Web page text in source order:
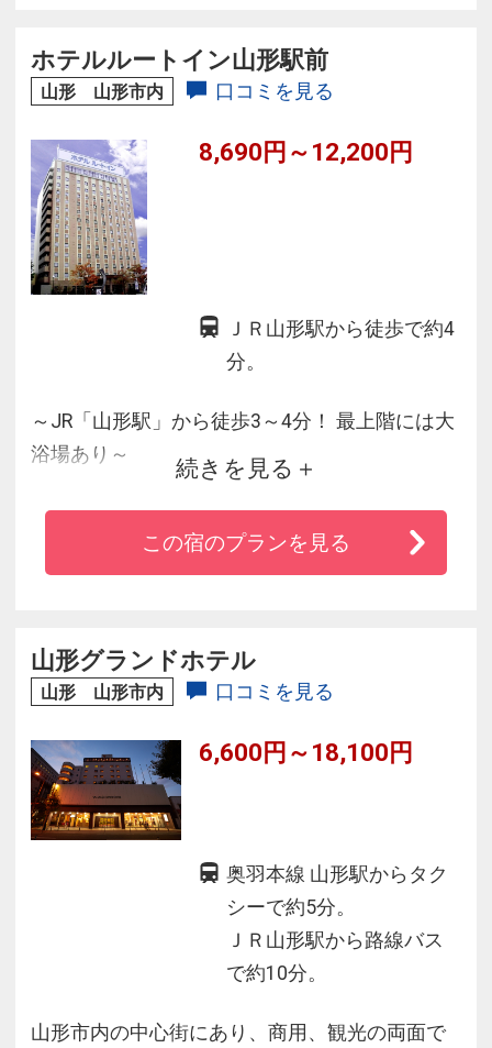
ホテルルートイン山形駅前
山形 山形市内 口コミを見る
8,690円～12,200円
ＪＲ山形駅から徒歩で約4
分。
～JR「山形駅」から徒歩3～4分！ 最上階には大
浴場あり～
JR「山形駅」西口より徒歩3～4分。また山形で
有名な霞城公園や蔵王温泉、山寺などの観光地
で、ホテル最上階14階からの景色をお楽しみく
ださい。
続きを見る
この宿のプランを見る
山形グランドホテル
山形 山形市内 口コミを見る
6,600円～18,100円
奥羽本線 山形駅からタク
シーで約5分。
ＪＲ山形駅から路線バス
で約10分。
山形市内の中心街にあり、商用、観光の両面で